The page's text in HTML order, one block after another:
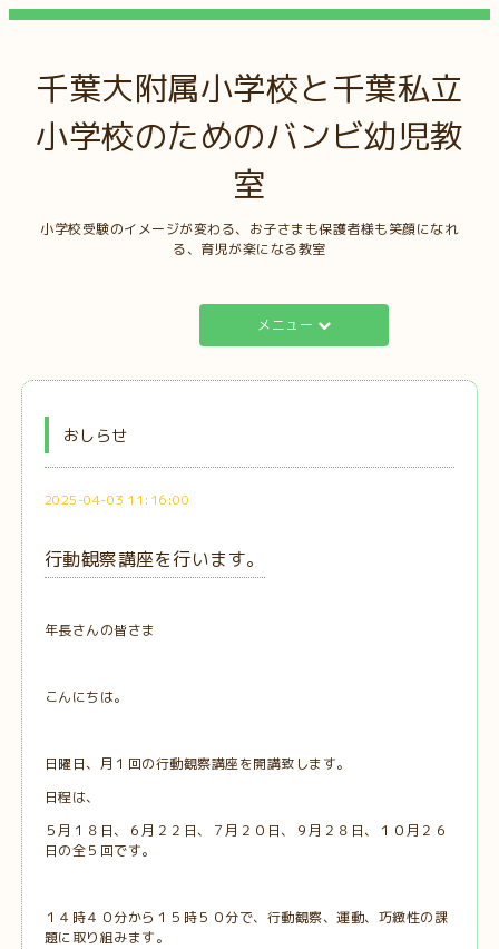
千葉大附属小学校と千葉私立
小学校のためのバンビ幼児教
室
小学校受験のイメージが変わる、お子さまも保護者様も笑顔になれ
る、育児が楽になる教室
メニュー
おしらせ
2025-04-03 11:16:00
行動観察講座を行います。
年長さんの皆さま
こんにちは。
日曜日、月１回の行動観察講座を開講致します。
日程は、
５月１８日、６月２２日、７月２０日、９月２８日、１０月２６
日の全５回です。
１４時４０分から１５時５０分で、行動観察、運動、巧緻性の課
題に取り組みます。